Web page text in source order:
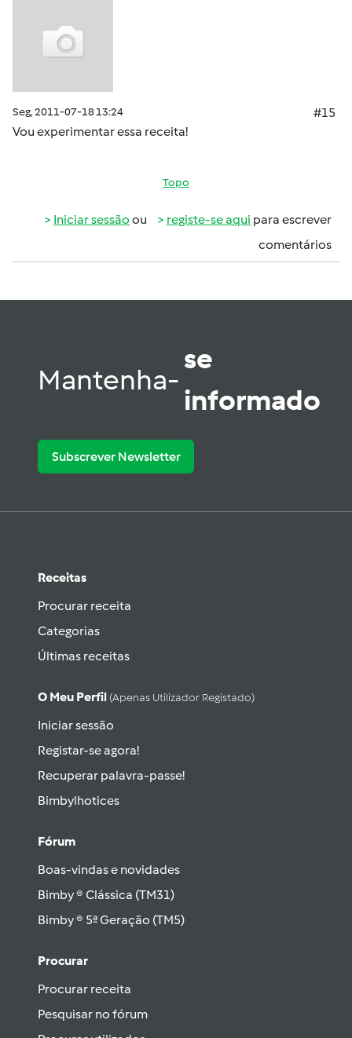
Seg, 2011-07-18 13:24
#15
Vou experimentar essa receita!
Topo
Iniciar sessão ou registe-se aqui para escrever
comentários
Mantenha-
se
informado
Subscrever Newsletter
Receitas
Procurar receita
Categorias
Últimas receitas
O Meu Perfil (apenas Utilizador Registado)
Iniciar sessão
Registar-se agora!
Recuperar palavra-passe!
Bimbylhotices
Fórum
Boas-vindas e novidades
Bimby ® Clássica (TM31)
Bimby ® 5ª Geração (TM5)
Procurar
Procurar receita
Pesquisar no fórum